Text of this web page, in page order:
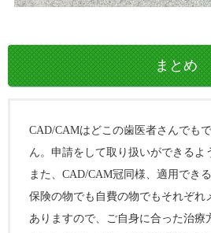
まとめ
CAD/CAMはどこの歯医者さんでも
ん。申請をして取り扱いができるよ
また、CAD/CAM冠同様、適用でき
保険の物でも自費の物でもそれぞれ
ありますので、ご自身に合った治療